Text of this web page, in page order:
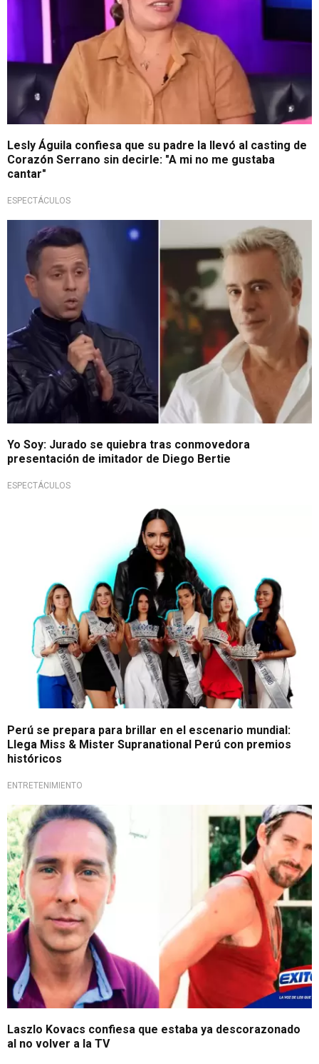
Lesly Águila confiesa que su padre la llevó al casting de
Corazón Serrano sin decirle: "A mi no me gustaba
cantar"
ESPECTÁCULOS
Emotivo casting
Yo Soy: Jurado se quiebra tras conmovedora
presentación de imitador de Diego Bertie
ESPECTÁCULOS
Perú se prepara para brillar en el escenario mundial:
Llega Miss & Mister Supranational Perú con premios
históricos
ENTRETENIMIENTO
Laszlo Kovacs confiesa que estaba ya descorazonado
al no volver a la TV